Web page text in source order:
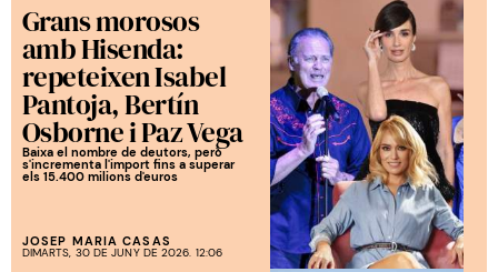
Grans morosos
amb Hisenda:
repeteixen Isabel
Pantoja, Bertín
Osborne i Paz Vega
Baixa el nombre de deutors, però
s'incrementa l'import fins a superar
els 15.400 milions d'euros
JOSEP MARIA CASAS
DIMARTS, 30 DE JUNY DE 2026. 12:06